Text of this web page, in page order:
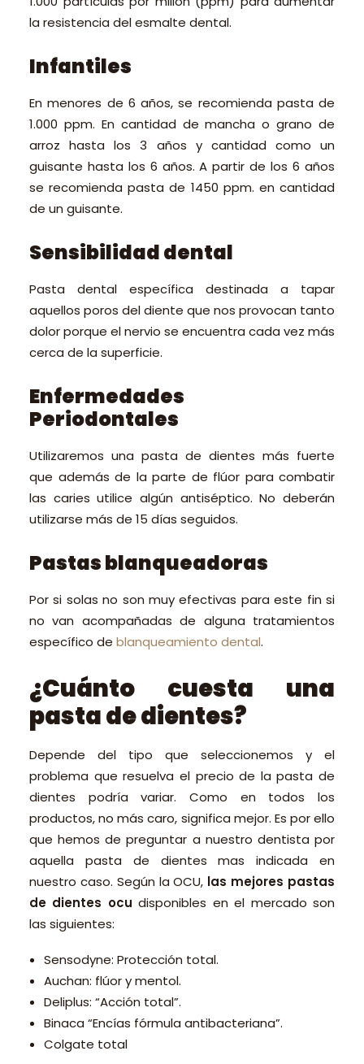
la resistencia del esmalte dental.
Infantiles
En menores de 6 años, se recomienda pasta de
1.000 ppm. En cantidad de mancha o grano de
arroz hasta los 3 años y cantidad como un
guisante hasta los 6 años. A partir de los 6 años
se recomienda pasta de 1450 ppm. en cantidad
de un guisante.
Sensibilidad dental
Pasta dental específica destinada a tapar
aquellos poros del diente que nos provocan tanto
dolor porque el nervio se encuentra cada vez más
cerca de la superficie.
Enfermedades
Periodontales
Utilizaremos una pasta de dientes más fuerte
que además de la parte de flúor para combatir
las caries utilice algún antiséptico. No deberán
utilizarse más de 15 días seguidos.
Pastas blanqueadoras
Por si solas no son muy efectivas para este fin si
no van acompañadas de alguna tratamientos
específico de blanqueamiento dental.
¿Cuánto cuesta una
pasta de dientes?
Depende del tipo que seleccionemos y el
problema que resuelva el precio de la pasta de
dientes podría variar. Como en todos los
productos, no más caro, significa mejor. Es por ello
que hemos de preguntar a nuestro dentista por
aquella pasta de dientes mas indicada en
nuestro caso. Según la OCU, las mejores pastas
de dientes ocu disponibles en el mercado son
las siguientes:
Sensodyne: Protección total.
Auchan: flúor y mentol.
Deliplus: “Acción total”.
Binaca “Encías fórmula antibacteriana”.
Colgate total